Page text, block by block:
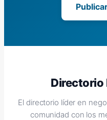
Directorio
El directorio líder en
comunidad con los